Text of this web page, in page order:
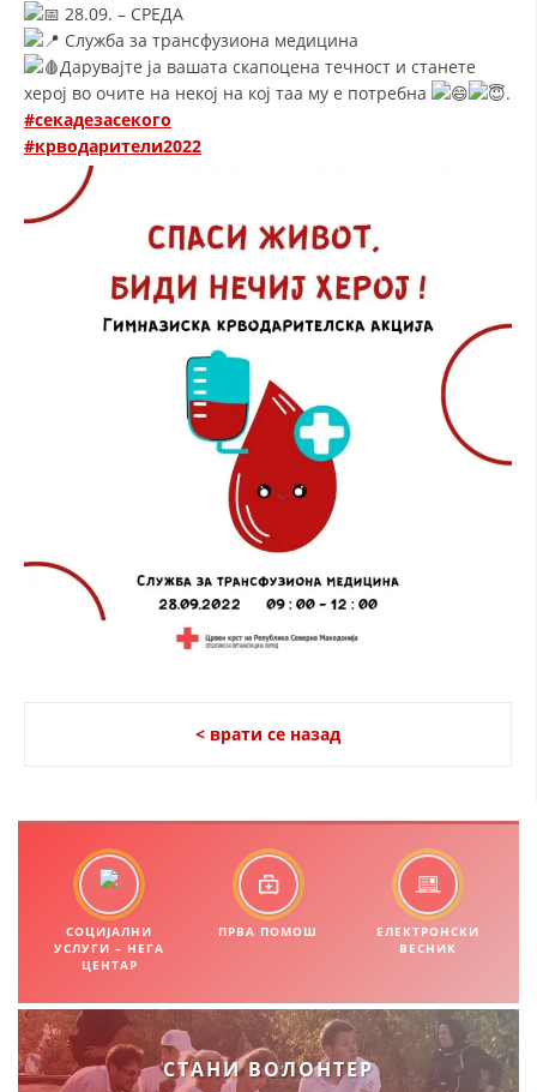
СОБРАНИЕ
MЕЃУНАРОДНО ХУМАНИТАРНО ПРАВО
ПРОМОЦИЈА НА ХУМАНИ ВРЕДНОСТИ
УПОТРЕБА И ЗАШТИТА НА АМБЛЕМОТ
СОЦИЈАЛНО ХУМАНИТАРНА ДЕЈНОСТ
КАКО ДА ДОНИРАТЕ
ПОДГОТВЕНОСТ И ДЕЈСТВО ПРИ КАТАСТРОФИ
ЗНАЧЕЊЕ НА СЛУЖБАТА ЗА БАРАЊЕ
ФОРМУЛАРИ ЗА БАРАЊА
ЗДРАВСТВЕНО ПРЕВЕНТИВНА ДЕЈНОСТ
КРВОДАРИТЕЛСТВО
ИНФОРМАЦИИ ЗА БОЛЕСТИ
28.09. – СРЕДА
Служба за трансфузиона медицина
Дарувајте ја вашата скапоцена течност и станете
херој во очите на некој на кој таа му е потребна
.
#секадезасекого
#крводарители2022
< врати се назад
СОЦИЈАЛНИ
УСЛУГИ – НЕГА
ЦЕНТАР
ПРВА ПОМОШ
ЕЛЕКТРОНСКИ
ВЕСНИК
СТАНИ ВОЛОНТЕР